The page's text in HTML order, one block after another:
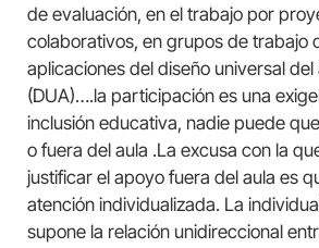
de evaluación, en el trabajo por
colaborativos, en grupos de trabajo
aplicaciones del diseño universal
(DUA)….la participación es una
inclusión educativa, nadie puede
o fuera del aula .La excusa con la
justificar el apoyo fuera del aula es
atención individualizada. La
supone la relación unidireccional